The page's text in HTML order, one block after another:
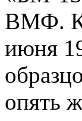
ВМФ. К
июня
опять